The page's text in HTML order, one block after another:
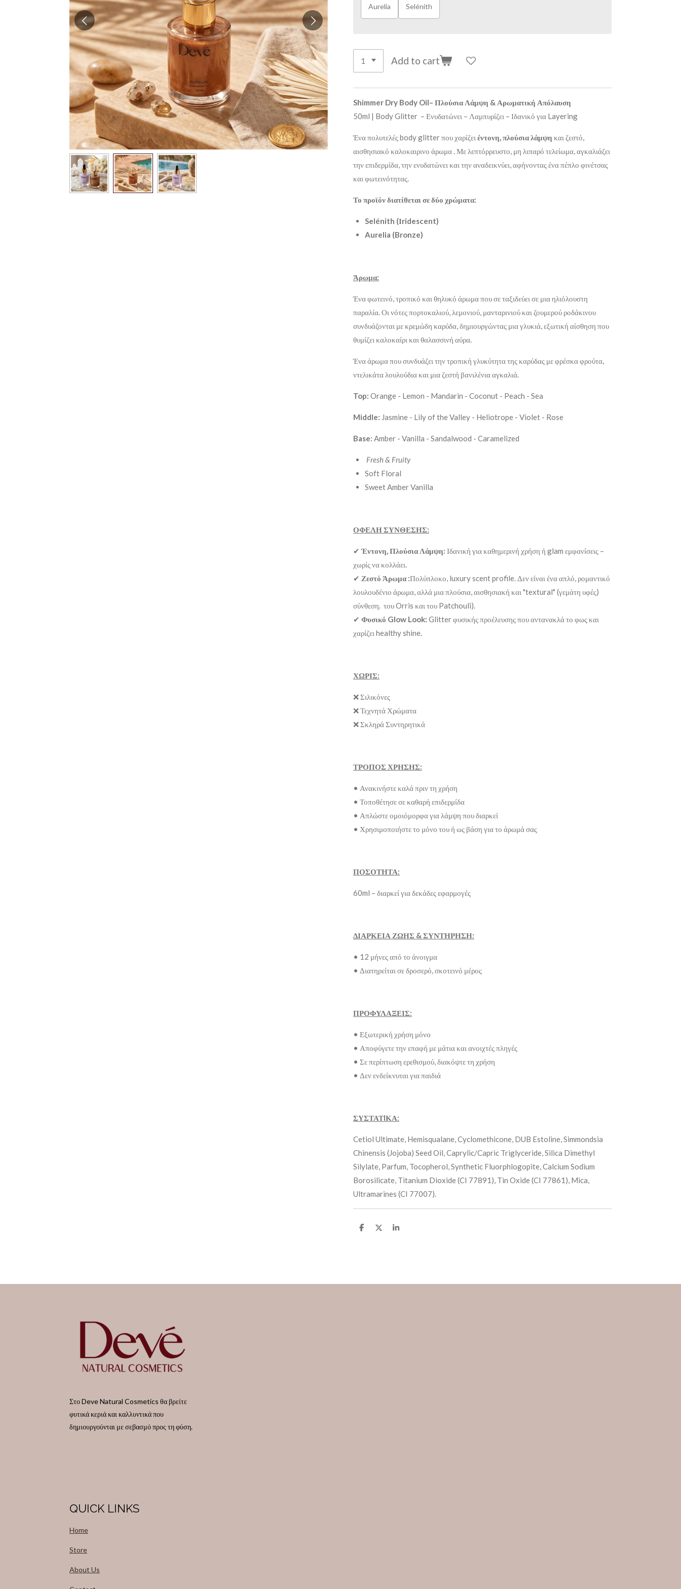
Aurelia Selénith
Add to cart
Shimmer Dry Body Oil– Πλούσια Λάμψη & Αρωματική Απόλαυση
50ml | Body Glitter – Ενυδατώνει – Λαμπυρίζει – Ιδανικό για Layering
Ένα πολυτελές body glitter που χαρίζει έντονη, πλούσια λάμψη και ζεστό,
αισθησιακό καλοκαιρινο άρωμα . Με λεπτόρρευστο, μη λιπαρό τελείωμα, αγκαλιάζει
την επιδερμίδα, την ενυδατώνει και την αναδεικνύει, αφήνοντας ένα πέπλο φινέτσας
και φωτεινότητας.
Το προϊόν διατίθεται σε δύο χρώματα:
Selénith (Ιridescent)
Aurelia (Bronze)
Άρωμα:
Ένα φωτεινό, τροπικό και θηλυκό άρωμα που σε ταξιδεύει σε μια ηλιόλουστη
παραλία. Οι νότες πορτοκαλιού, λεμονιού, μανταρινιού και ζουμερού ροδάκινου
συνδυάζονται με κρεμώδη καρύδα, δημιουργώντας μια γλυκιά, εξωτική αίσθηση που
θυμίζει καλοκαίρι και θαλασσινή αύρα.
Ένα άρωμα που συνδυάζει την τροπική γλυκύτητα της καρύδας με φρέσκα φρούτα,
ντελικάτα λουλούδια και μια ζεστή βανιλένια αγκαλιά.
Top: Orange - Lemon - Mandarin - Coconut - Peach - Sea
Middle: Jasmine - Lily of the Valley - Heliotrope - Violet - Rose
Base: Amber - Vanilla - Sandalwood - Caramelized
Fresh & Fruity
Soft Floral
Sweet Amber Vanilla
ΟΦΕΛΗ ΣΥΝΘΕΣΗΣ:
✔Έντονη, Πλούσια Λάμψη: Ιδανική για καθημερινή χρήση ή glam εμφανίσεις –
χωρίς να κολλάει.
✔ Ζεστό Άρωμα :Πολύπλοκο, luxury scent profile. Δεν είναι ένα απλό, ρομαντικό
λουλουδένιο άρωμα, αλλά μια πλούσια, αισθησιακή και "textural" (γεμάτη υφές)
σύνθεση. του Orris και του Patchouli).
✔ Φυσικό Glow Look: Glitter φυσικής προέλευσης που αντανακλά το φως και
χαρίζει healthy shine.
ΧΩΡΙΣ:
❌ Σιλικόνες
❌ Τεχνητά Χρώματα
❌ Σκληρά Συντηρητικά
ΤΡΟΠΟΣ ΧΡΗΣΗΣ:
• Ανακινήστε καλά πριν τη χρήση
• Τοποθέτησε σε καθαρή επιδερμίδα
• Απλώστε ομοιόμορφα για λάμψη που διαρκεί
• Χρησιμοποιήστε το μόνο του ή ως βάση για το άρωμά σας
ΠΟΣΟΤΗΤΑ:
60ml – διαρκεί για δεκάδες εφαρμογές
ΔΙΑΡΚΕΙΑ ΖΩΗΣ & ΣΥΝΤΗΡΗΣΗ:
• 12 μήνες από το άνοιγμα
• Διατηρείται σε δροσερό, σκοτεινό μέρος
ΠΡΟΦΥΛΑΞΕΙΣ:
• Εξωτερική χρήση μόνο
• Αποφύγετε την επαφή με μάτια και ανοιχτές πληγές
• Σε περίπτωση ερεθισμού, διακόψτε τη χρήση
• Δεν ενδείκνυται για παιδιά
ΣΥΣΤΑΤIΚΑ:
Cetiol Ultimate, Hemisqualane, Cyclomethicone, DUB Estoline, Simmondsia
Chinensis (Jojoba) Seed Oil, Caprylic/Capric Triglyceride, Silica Dimethyl
Silylate, Parfum, Tocopherol, Synthetic Fluorphlogopite, Calcium Sodium
Borosilicate, Titanium Dioxide (CI 77891), Tin Oxide (CI 77861), Mica,
Ultramarines (CI 77007).
S
S
S
Στο Deve Natural Cosmetics θα βρείτε
φυτικά κεριά και καλλυντικά που
δημιουργούνται με σεβασμό προς τη φύση.
QUICK LINKS
Home
Store
About Us